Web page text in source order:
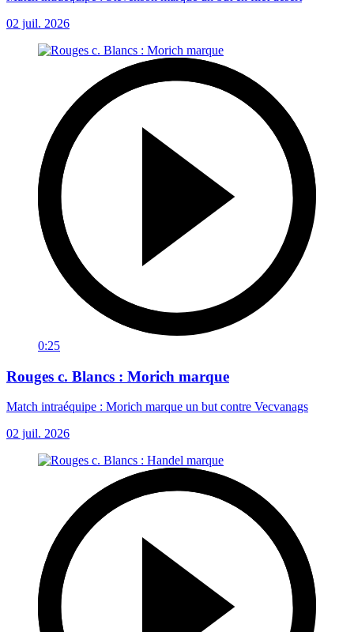
02 juil. 2026
0:25
Rouges c. Blancs : Morich marque
Match intraéquipe : Morich marque un but contre Vecvanags
02 juil. 2026